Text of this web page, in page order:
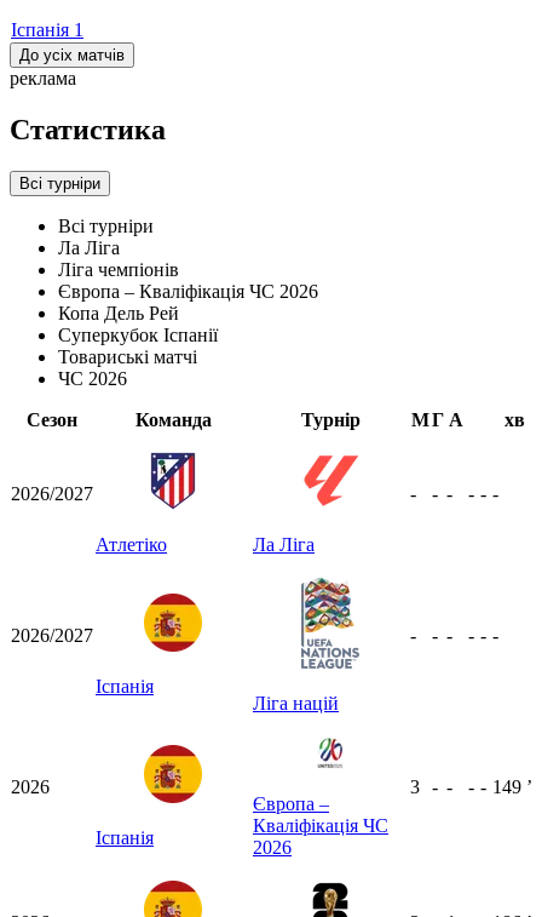
Іспанія 1
До усіх матчів
реклама
Статистика
Всі турніри
Всі турніри
Ла Ліга
Ліга чемпіонів
Європа – Кваліфікація ЧС 2026
Копа Дель Рей
Суперкубок Іспанії
Товариські матчі
ЧС 2026
Сезон
Команда Турнір МГ А хв
2026/2027
Атлетіко Ла Ліга
- - - - - -
2026/2027
Іспанія
Ліга націй
- - - - - -
2026
Іспанія
Європа –
Кваліфікація ЧС
2026
3 - - - - 149 ʼ